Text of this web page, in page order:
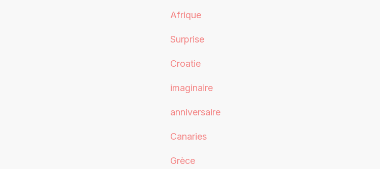
Afrique
Surprise
Croatie
imaginaire
anniversaire
Canaries
Grèce